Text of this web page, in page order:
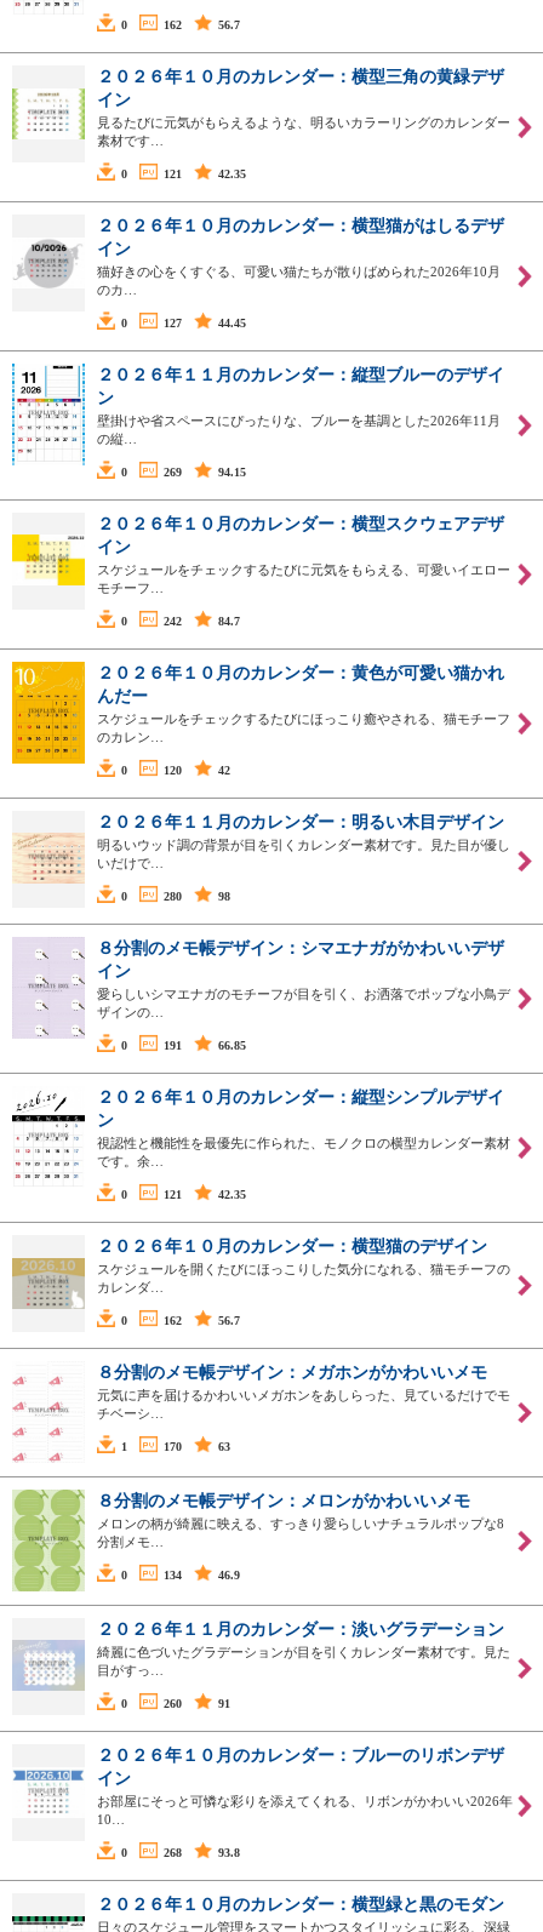
0 162 56.7
２０２６年１０月のカレンダー：横型三角の黄緑デザ
イン
見るたびに元気がもらえるような、明るいカラーリングのカレンダー
素材です…
0 121 42.35
２０２６年１０月のカレンダー：横型猫がはしるデザ
イン
猫好きの心をくすぐる、可愛い猫たちが散りばめられた2026年10月
のカ…
0 127 44.45
２０２６年１１月のカレンダー：縦型ブルーのデザイ
ン
壁掛けや省スペースにぴったりな、ブルーを基調とした2026年11月
の縦…
0 269 94.15
２０２６年１０月のカレンダー：横型スクウェアデザ
イン
スケジュールをチェックするたびに元気をもらえる、可愛いイエロー
モチーフ…
0 242 84.7
２０２６年１０月のカレンダー：黄色が可愛い猫かれ
んだー
スケジュールをチェックするたびにほっこり癒やされる、猫モチーフ
のカレン…
0 120 42
２０２６年１１月のカレンダー：明るい木目デザイン
明るいウッド調の背景が目を引くカレンダー素材です。見た目が優し
いだけで…
0 280 98
８分割のメモ帳デザイン：シマエナガがかわいいデザ
イン
愛らしいシマエナガのモチーフが目を引く、お洒落でポップな小鳥デ
ザインの…
0 191 66.85
２０２６年１０月のカレンダー：縦型シンプルデザイ
ン
視認性と機能性を最優先に作られた、モノクロの横型カレンダー素材
です。余…
0 121 42.35
２０２６年１０月のカレンダー：横型猫のデザイン
スケジュールを開くたびにほっこりした気分になれる、猫モチーフの
カレンダ…
0 162 56.7
８分割のメモ帳デザイン：メガホンがかわいいメモ
元気に声を届けるかわいいメガホンをあしらった、見ているだけでモ
チベーシ…
1 170 63
８分割のメモ帳デザイン：メロンがかわいいメモ
メロンの柄が綺麗に映える、すっきり愛らしいナチュラルポップな8
分割メモ…
0 134 46.9
２０２６年１１月のカレンダー：淡いグラデーション
綺麗に色づいたグラデーションが目を引くカレンダー素材です。見た
目がすっ…
0 260 91
２０２６年１０月のカレンダー：ブルーのリボンデザ
イン
お部屋にそっと可憐な彩りを添えてくれる、リボンがかわいい2026年
10…
0 268 93.8
２０２６年１０月のカレンダー：横型緑と黒のモダン
日々のスケジュール管理をスマートかつスタイリッシュに彩る、深緑